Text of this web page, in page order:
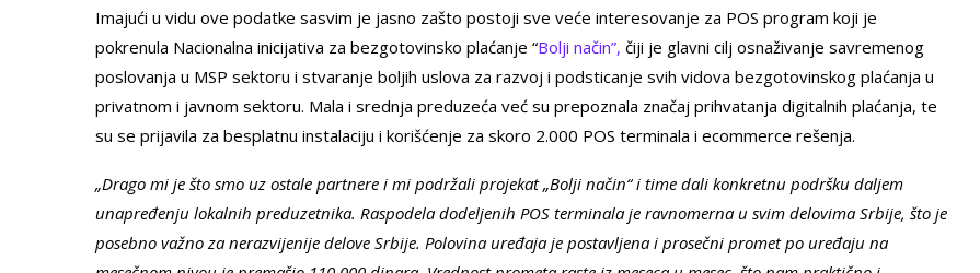
Imajući u vidu ove podatke sasvim je jasno zašto postoji sve veće interesovanje za POS program koji je
pokrenula Nacionalna inicijativa za bezgotovinsko plaćanje “Bolji način”, čiji je glavni cilj osnaživanje savremenog
poslovanja u MSP sektoru i stvaranje boljih uslova za razvoj i podsticanje svih vidova bezgotovinskog plaćanja u
privatnom i javnom sektoru. Mala i srednja preduzeća već su prepoznala značaj prihvatanja digitalnih plaćanja, te
su se prijavila za besplatnu instalaciju i korišćenje za skoro 2.000 POS terminala i ecommerce rešenja.
„Drago mi je što smo uz ostale partnere i mi podržali projekat „Bolji način“ i time dali konkretnu podršku daljem
unapređenju lokalnih preduzetnika. Raspodela dodeljenih POS terminala je ravnomerna u svim delovima Srbije, što je
posebno važno za nerazvijenije delove Srbije. Polovina uređaja je postavljena i prosečni promet po uređaju na